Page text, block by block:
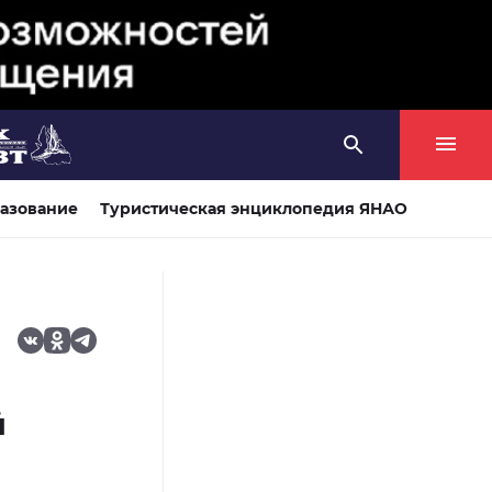
Туристическая энциклопедия ЯНАО